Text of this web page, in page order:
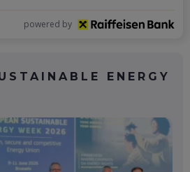
powered by
ENERGY